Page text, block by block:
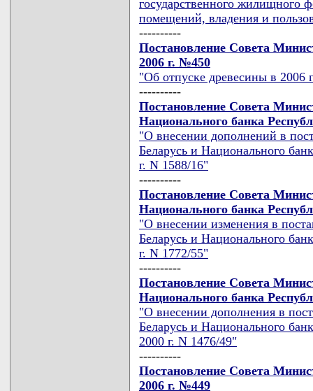
государственного жилищного
помещений, владения и
----------
Постановление Совета
2006 г. №450
"Об отпуске древесины в 2006
----------
Постановление Совета
Национального банка
"О внесении дополнений в
Беларусь и Национального
г. N 1588/16"
----------
Постановление Совета
Национального банка
"О внесении изменения в
Беларусь и Национального
г. N 1772/55"
----------
Постановление Совета
Национального банка
"О внесении дополнения в
Беларусь и Национального
2000 г. N 1476/49"
----------
Постановление Совета
2006 г. №449